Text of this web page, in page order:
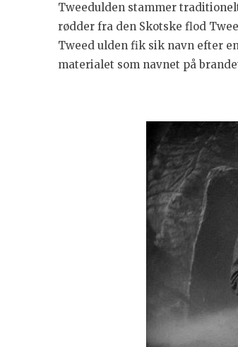
Tweedulden stammer
rødder fra den Skotske flod
Tweed ulden fik sik navn efter
materialet som navnet på